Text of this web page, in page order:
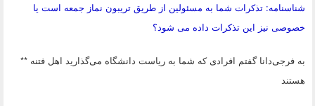
شناسنامه: تذکرات شما به مسئولین از طریق تریبون نماز جمعه است یا
خصوصی نیز این تذکرات داده می شود؟
** به فرجی‌دانا گفتم افرادی که شما به ریاست دانشگاه می‌گذارید اهل فتنه
هستند